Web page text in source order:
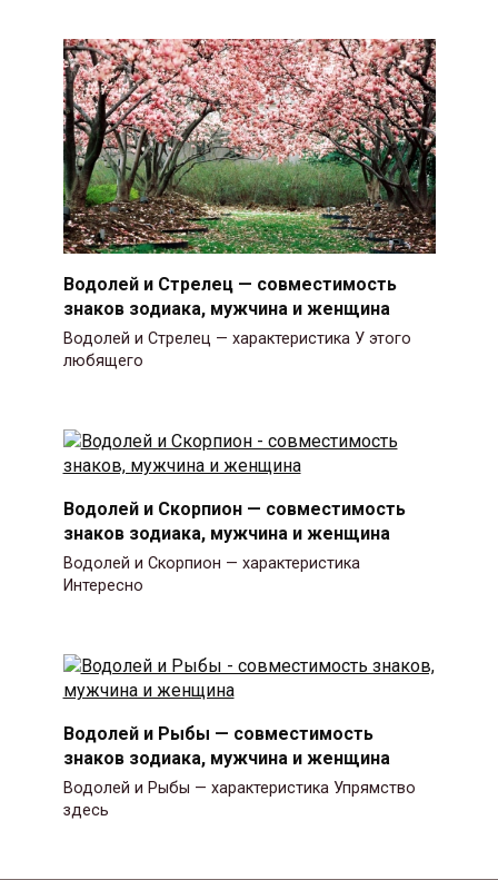
Водолей и Стрелец — совместимость
знаков зодиака, мужчина и женщина
Водолей и Стрелец — характеристика У этого
любящего
Водолей и Скорпион — совместимость
знаков зодиака, мужчина и женщина
Водолей и Скорпион — характеристика
Интересно
Водолей и Рыбы — совместимость
знаков зодиака, мужчина и женщина
Водолей и Рыбы — характеристика Упрямство
здесь